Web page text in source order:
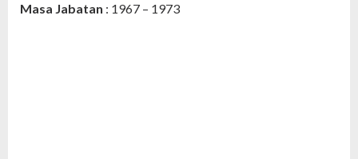
Masa Jabatan : 1967 – 1973